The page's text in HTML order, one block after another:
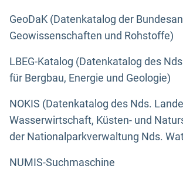
GeoDaK (Datenkatalog der
Geowissenschaften und Rohstoffe)
LBEG-Katalog (Datenkatalog des
für Bergbau, Energie und Geologie)
NOKIS (Datenkatalog des Nds.
Wasserwirtschaft, Küsten- und
der Nationalparkverwaltung Nds.
NUMIS-Suchmaschine